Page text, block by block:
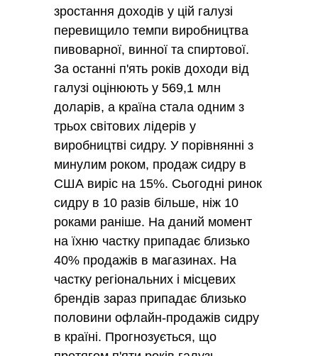
зростання доходів у цій галузі
перевищило темпи виробництва
пивоварної, винної та спиртової.
За останні п'ять років доходи від
галузі оцінюють у 569,1 млн
доларів, а країна стала одним з
трьох світових лідерів у
виробництві сидру. У порівнянні з
минулим роком, продаж сидру в
США виріс на 15%. Сьогодні ринок
сидру в 10 разів більше, ніж 10
роками раніше. На даний момент
на їхню частку припадає близько
40% продажів в магазинах. На
частку регіональних і місцевих
брендів зараз припадає близько
половини офлайн-продажів сидру
в країні. Прогнозується, що